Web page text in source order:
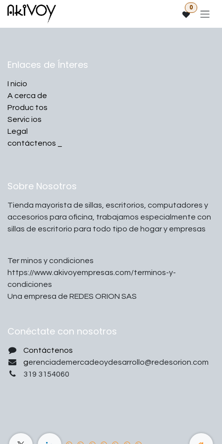
Ir al contenido 0
Enlaces de Ínteres
I nicio
A cerca de
Produc tos
Servicios
Legal
contáctenos
Sobre Nosotros
Tienda mayorista de sillas, escritorios, computadores y
accesorios para oficina, trabajamos especialmente con
sillas de escritorio para todo tipo de hogar y empresas
Ter minos y condiciones
https://www.akivoyempresas.com/terminos-y-
condiciones
Una empresa de REDES ORION SAS
Conéctate con nosotros
Contáctenos
gerenciademercadeoydesarrollo@redesorion.com
319 3154060